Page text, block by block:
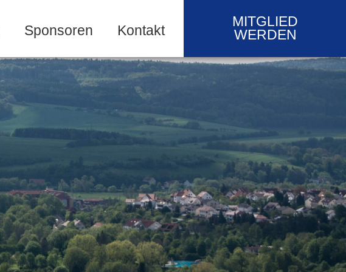
Sponsoren Kontakt
MITGLIED
WERDEN